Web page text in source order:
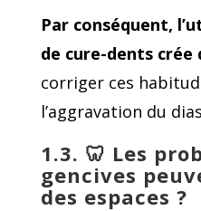
Par conséquent,
de cure-dents crée
corriger ces
l’aggravation du
1.3. 🦷 Les
gencives
des espaces ?